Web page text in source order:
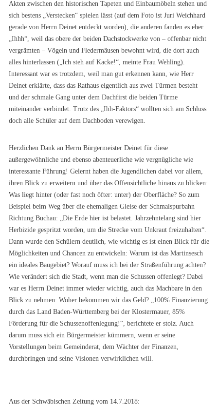
Akten zwischen den historischen Tapeten und Einbaumöbeln stehen und
sich bestens „Verstecken“ spielen lässt (auf dem Foto ist Juri Weichhard
gerade von Herrn Deinet entdeckt worden), die anderen fanden es eher
„Ihhh“, weil das obere der beiden Dachstockwerke von – offenbar nicht
vergrämten – Vögeln und Fledermäusen bewohnt wird, die dort auch
alles hinterlassen („Ich steh auf Kacke!“, meinte Frau Wehling).
Interessant war es trotzdem, weil man gut erkennen kann, wie Herr
Deinet erklärte, dass das Rathaus eigentlich aus zwei Türmen besteht
und der schmale Gang unter dem Dachfirst die beiden Türme
miteinander verbindet. Trotz des „Ihh-Faktors“ wollten sich am Schluss
doch alle Schüler auf dem Dachboden verewigen.
Herzlichen Dank an Herrn Bürgermeister Deinet für diese
außergewöhnliche und ebenso abenteuerliche wie vergnügliche wie
interessante Führung! Gelernt haben die Jugendlichen dabei vor allem,
ihren Blick zu erweitern und über das Offensichtliche hinaus zu blicken:
Was liegt hinter (oder fast noch öfter: unter) der Oberfläche? So zum
Beispiel beim Weg über die ehemaligen Gleise der Schmalspurbahn
Richtung Buchau: „Die Erde hier ist belastet. Jahrzehntelang sind hier
Herbizide gespritzt worden, um die Strecke vom Unkraut freizuhalten“.
Dann wurde den Schülern deutlich, wie wichtig es ist einen Blick für die
Möglichkeiten und Chancen zu entwickeln: Warum ist das Martinsesch
ein ideales Baugebiet? Worauf muss ich bei der Straßenführung achten?
Wie verändert sich die Stadt, wenn man die Schussen offenlegt? Dabei
war es Herrn Deinet immer wieder wichtig, auch das Machbare in den
Blick zu nehmen: Woher bekommen wir das Geld? „100% Finanzierung
durch das Land Baden-Württemberg bei der Klostermauer, 85%
Förderung für die Schussenoffenlegung!“, berichtete er stolz. Auch
darum muss sich ein Bürgermeister kümmern, wenn er seine
Vorstellungen beim Gemeinderat, dem Wächter der Finanzen,
durchbringen und seine Visionen verwirklichen will.
Aus der Schwäbischen Zeitung vom 14.7.2018: